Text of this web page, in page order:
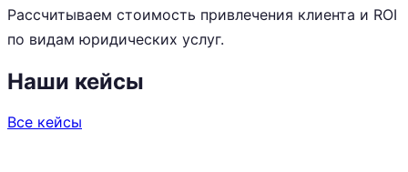
Рассчитываем стоимость привлечения клиента и ROI
по видам юридических услуг.
Наши кейсы
Все кейсы